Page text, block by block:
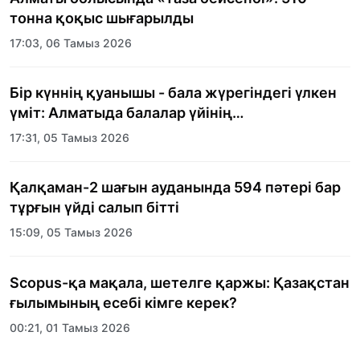
тонна қоқыс шығарылды
17:03, 06 Тамыз 2026
Бір күннің қуанышы - бала жүрегіндегі үлкен
үміт: Алматыда балалар үйінің
тәрбиеленушілеріне мерекелік күн
17:31, 05 Тамыз 2026
Қалқаман-2 шағын ауданында 594 пәтері бар
тұрғын үйді салып бітті
15:09, 05 Тамыз 2026
Scopus-қа мақала, шетелге қаржы: Қазақстан
ғылымының есебі кімге керек?
00:21, 01 Тамыз 2026